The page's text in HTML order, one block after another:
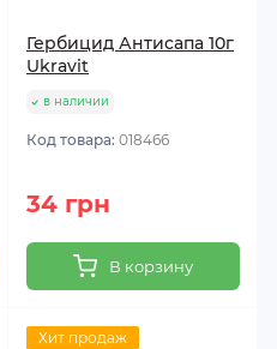
Гербицид Антисапа 10г
Ukravit
в наличии
Код товара: 018466
34 грн
В корзину
Хит продаж